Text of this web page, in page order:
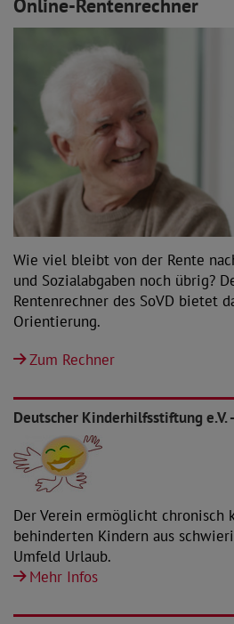
Online-Rentenrechner
Wie viel bleibt von der Rente
und Sozialabgaben noch übrig?
Rentenrechner des SoVD bietet
Orientierung.
Zum Rechner
Deutscher Kinderhilfsstiftung e.V.
Der Verein ermöglicht chronisch
behinderten Kindern aus
Umfeld Urlaub.
Mehr Infos